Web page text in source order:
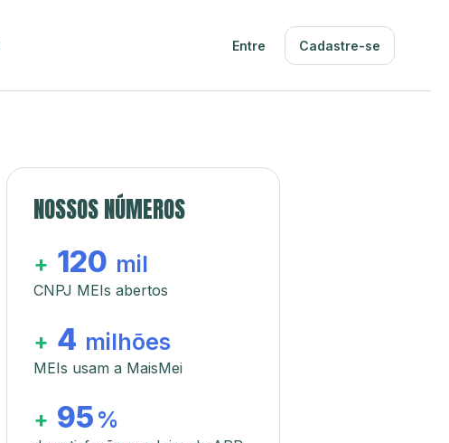
Entre Cadastre-se
NOSSOS NÚMEROS
+ 120 mil
CNPJ MEIs abertos
+ 4 milhões
MEIs usam a MaisMei
+ 95 %